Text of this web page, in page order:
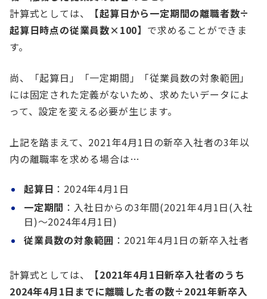
計算式としては、
【起算日から一定期間の離職者数÷
起算日時点の従業員数×100】 で求めることができま
す。
尚、「起算日」「一定期間」「従業員数の対象範囲」
には固定された定義がないため、求めたいデータによ
って、設定を変える必要が生じます。
上記を踏まえて、2021年4月1日の新卒入社者の3年以
内の離職率を求める場合は…
起算日 ：2024年4月1日
一定期間 ：入社日からの3年間(2021年4月1日(入社
日)～2024年4月1日)
従業員数の対象範囲 ：2021年4月1日の新卒入社者
計算式としては、
【2021年4月1日新卒入社者のうち
2024年4月1日までに離職した者の数÷2021年新卒入